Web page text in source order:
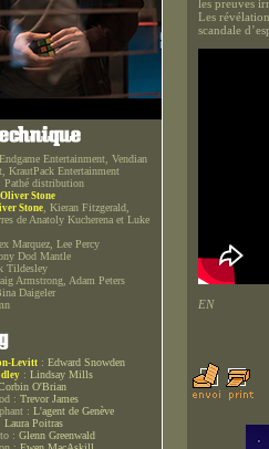
Endgame Entertainment, Vendian
KrautPack Entertainment
Pathé distribution
Oliver Stone
Stone , Kieran Fitzgerald,
de Anatoly Kucherena et Luke
Marquez, Lee Percy
Dod Mantle
Tildesley
Armstrong, Adam Peters
Daigeler
Levitt : Edward Snowden
: Lindsay Mills
O'Brian
: Trevor James
: L'agent de Genève
Laura Poitras
: Glenn Greenwald
les preuves
Les
scandale
EN